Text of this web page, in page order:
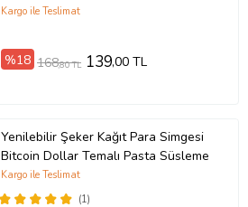
Kargo ile Teslimat
%18 168,80 TL 139,00 TL
Yenilebilir Şeker Kağıt Para Simgesi
Bitcoin Dollar Temalı Pasta Süsleme
(1)
Kargo ile Teslimat